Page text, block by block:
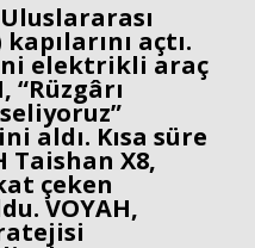
açtı.
elektrikli araç
“Rüzgârı
aldı. Kısa süre
Taishan X8,
çeken
VOYAH,